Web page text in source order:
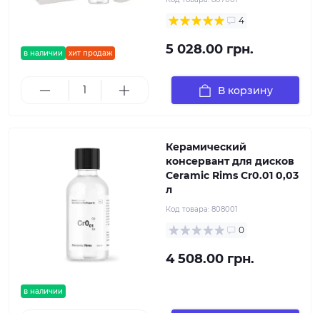
в наличии хит продаж
4
5 028.00 грн.
В корзину
в наличии
Керамический
консервант для дисков
Ceramic Rims Cr0.01 0,03
л
Код товара: 808001
0
4 508.00 грн.